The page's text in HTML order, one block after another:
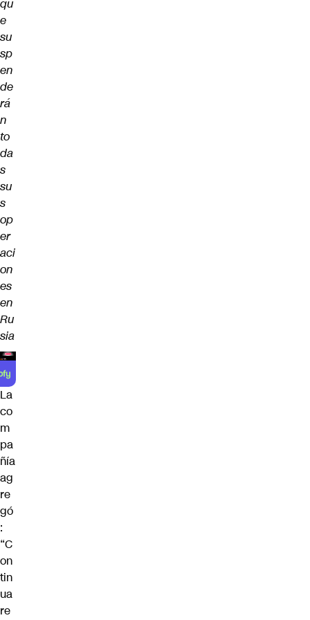
qu
e
su
sp
en
de
rá
n
to
da
s
su
s
op
er
aci
on
es
en
Ru
sia
La
co
m
pa
ñía
ag
re
gó
:
“C
on
tin
ua
re